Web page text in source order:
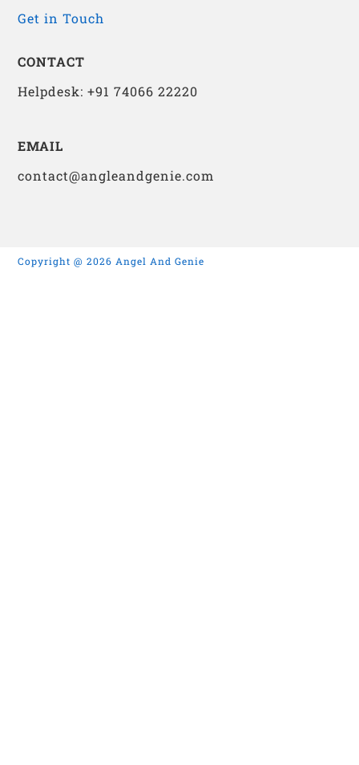
Get in Touch
CONTACT
Helpdesk: +91 74066 22220
EMAIL
contact@angleandgenie.com
Copyright @ 2026 Angel And Genie